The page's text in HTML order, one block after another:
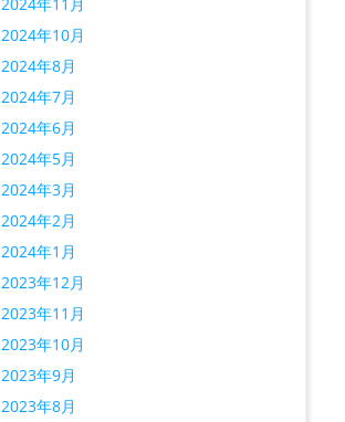
2024年10月
2024年8月
2024年7月
2024年6月
2024年5月
2024年3月
2024年2月
2024年1月
2023年12月
2023年11月
2023年10月
2023年9月
2023年8月